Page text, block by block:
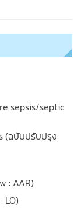
sepsis/septic
(ฉบับปรับปรุง
: AAR)
LO)